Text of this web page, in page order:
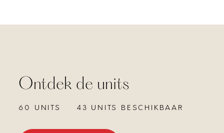
Ontdek de units
60 UNITS 43 UNITS BESCHIKBAAR